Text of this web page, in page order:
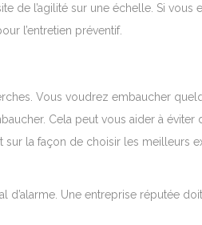
de l’agilité sur une échelle. Si vous
l’entretien préventif.
Vous voudrez embaucher
Cela peut vous aider à éviter
la façon de choisir les meilleurs
d’alarme. Une entreprise réputée